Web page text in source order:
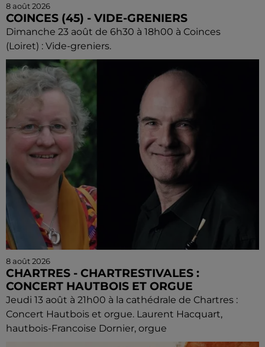
8 août 2026
COINCES (45) - VIDE-GRENIERS
Dimanche 23 août de 6h30 à 18h00 à Coinces
(Loiret) : Vide-greniers.
8 août 2026
CHARTRES - CHARTRESTIVALES :
CONCERT HAUTBOIS ET ORGUE
Jeudi 13 août à 21h00 à la cathédrale de Chartres :
Concert Hautbois et orgue. Laurent Hacquart,
hautbois-Francoise Dornier, orgue